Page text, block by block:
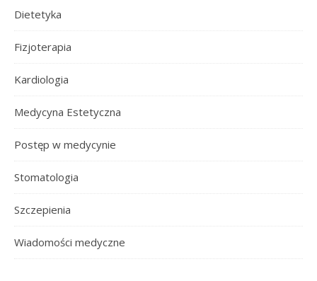
Dietetyka
Fizjoterapia
Kardiologia
Medycyna Estetyczna
Postęp w medycynie
Stomatologia
Szczepienia
Wiadomości medyczne